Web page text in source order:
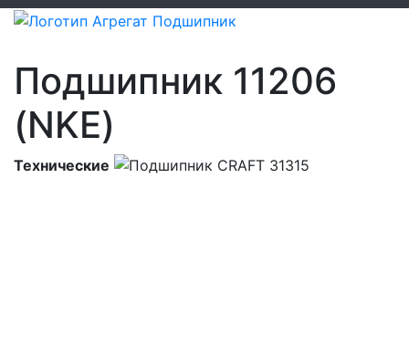
Подшипник 11206
(NKE)
Технические